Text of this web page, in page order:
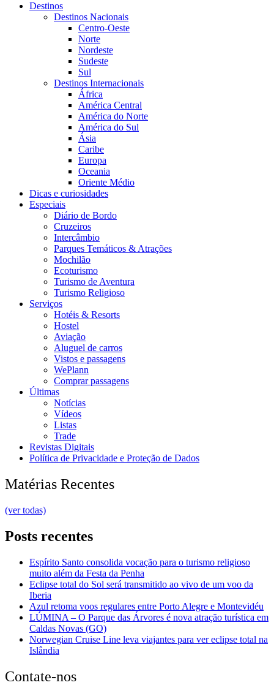
Destinos
Destinos Nacionais
Centro-Oeste
Norte
Nordeste
Sudeste
Sul
Destinos Internacionais
África
América Central
América do Norte
América do Sul
Ásia
Caribe
Europa
Oceania
Oriente Médio
Dicas e curiosidades
Especiais
Diário de Bordo
Cruzeiros
Intercâmbio
Parques Temáticos & Atrações
Mochilão
Ecoturismo
Turismo de Aventura
Turismo Religioso
Serviços
Hotéis & Resorts
Hostel
Aviação
Aluguel de carros
Vistos e passagens
WePlann
Comprar passagens
Últimas
Notícias
Vídeos
Listas
Trade
Revistas Digitais
Política de Privacidade e Proteção de Dados
Matérias Recentes
(ver todas)
Posts recentes
Espírito Santo consolida vocação para o turismo religioso
muito além da Festa da Penha
Eclipse total do Sol será transmitido ao vivo de um voo da
Iberia
Azul retoma voos regulares entre Porto Alegre e Montevidéu
LÚMINA – O Parque das Árvores é nova atração turística em
Caldas Novas (GO)
Norwegian Cruise Line leva viajantes para ver eclipse total na
Islândia
Contate-nos